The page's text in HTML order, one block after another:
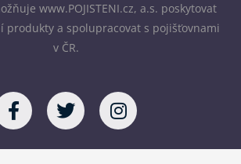
www.POJISTENI.cz, a.s. poskytovat
produkty a spolupracovat s pojišťovnami
v ČR.